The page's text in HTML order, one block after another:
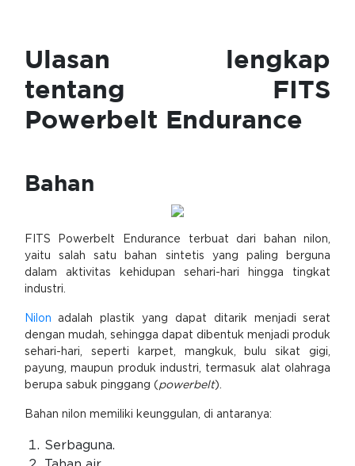
Ulasan lengkap
tentang FITS
Powerbelt Endurance
Bahan
FITS Powerbelt Endurance terbuat dari bahan nilon,
yaitu salah satu bahan sintetis yang paling berguna
dalam aktivitas kehidupan sehari-hari hingga tingkat
industri.
Nilon adalah plastik yang dapat ditarik menjadi serat
dengan mudah, sehingga dapat dibentuk menjadi produk
sehari-hari, seperti karpet, mangkuk, bulu sikat gigi,
payung, maupun produk industri, termasuk alat olahraga
berupa sabuk pinggang ( powerbelt).
Bahan nilon memiliki keunggulan, di antaranya:
Serbaguna.